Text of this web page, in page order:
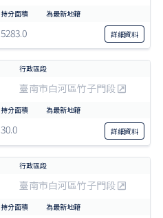
5283.0 詳細資料
臺南市白河區竹子門段
30.0 詳細資料
臺南市白河區竹子門段